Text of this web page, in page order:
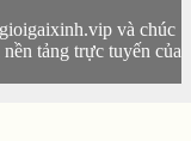
và chúc
tảng trực tuyến của